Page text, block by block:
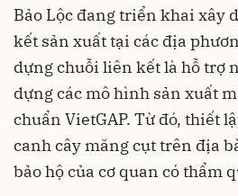
Bảo Lộc đang triển khai xây
kết sản xuất tại các địa
dựng chuỗi liên kết là hỗ trợ
dựng các mô hình sản xuất
chuẩn VietGAP. Từ đó, thiết
canh cây măng cụt trên địa
bảo hộ của cơ quan có thẩm